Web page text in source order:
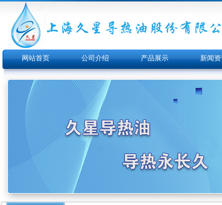
网站首页 公司介绍 产品展示 新闻